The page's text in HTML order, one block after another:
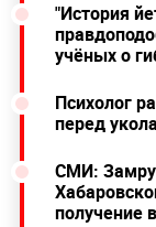
"История
учёных о
Психолог
перед
СМИ:
получение